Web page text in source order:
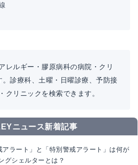
レルギー・膠原病科の病院・クリ
。診療科、土曜・日曜診療、予防接
クリニックを検索できます。
ニュース新着記事
アラート」と「特別警戒アラート」は何が
グシェルターとは？